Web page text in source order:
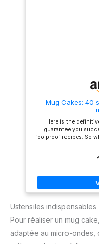
Mug Cakes: 40
Here is the
guarantee you
foolproof recipes. So
Ustensiles indispensables
Pour réaliser un mug
adaptée au micro-ondes,